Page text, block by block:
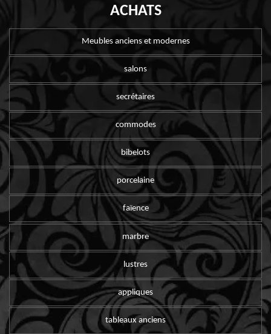
ACHATS
Meubles anciens et modernes
salons
secrétaires
commodes
bibelots
porcelaine
faïence
marbre
lustres
appliques
tableaux anciens